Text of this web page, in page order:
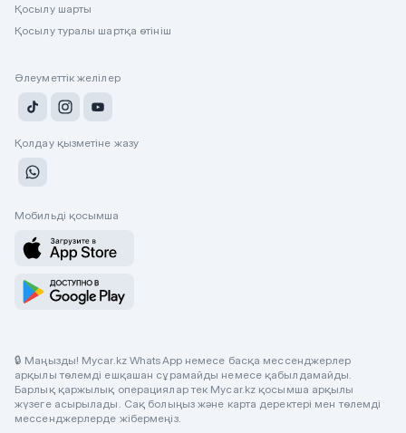
Қосылу шарты
Қосылу туралы шартқа өтініш
Әлеуметтік желілер
Қолдау қызметіне жазу
Мобильді қосымша
🔒 Маңызды! Mycar.kz WhatsApp немесе басқа мессенджерлер
арқылы төлемді ешқашан сұрамайды немесе қабылдамайды.
Барлық қаржылық операциялар тек Mycar.kz қосымша арқылы
жүзеге асырылады. Сақ болыңыз және карта деректері мен төлемді
мессенджерлерде жібермеңіз.